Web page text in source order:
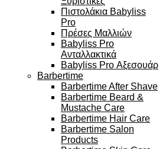
Πιστολάκια Babyliss
Pro
Πρέσες Μαλλιών
Babyliss Pro
Ανταλλακτικά
Babyliss Pro Αξεσουάρ
Barbertime
Barbertime After Shave
Barbertime Beard &
Mustache Care
Barbertime Hair Care
Barbertime Salon
Products